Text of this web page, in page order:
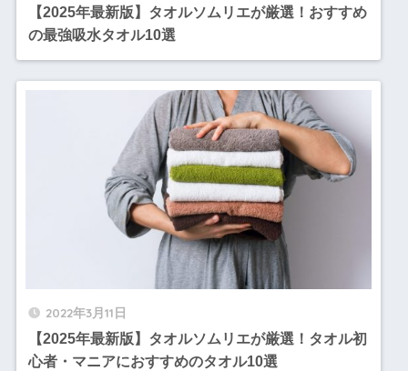
【2025年最新版】タオルソムリエが厳選！おすすめ
の最強吸水タオル10選
2022年3月11日
【2025年最新版】タオルソムリエが厳選！タオル初
心者・マニアにおすすめのタオル10選